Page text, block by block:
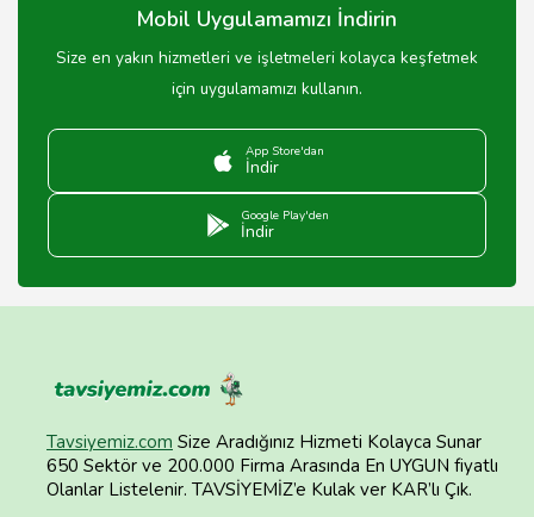
Mobil Uygulamamızı İndirin
Size en yakın hizmetleri ve işletmeleri kolayca keşfetmek
için uygulamamızı kullanın.
App Store'dan
İndir
Google Play'den
İndir
Tavsiyemiz.com Size Aradığınız Hizmeti Kolayca Sunar
650 Sektör ve 200.000 Firma Arasında En UYGUN fiyatlı
Olanlar Listelenir. TAVSİYEMİZ’e Kulak ver KAR’lı Çık.